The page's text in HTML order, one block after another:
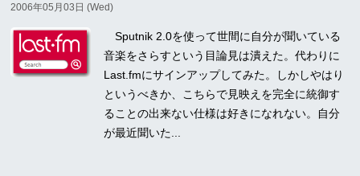
2006年05月03日 (Wed)
Sputnik 2.0を使って世間に自分が聞いている
音楽をさらすという目論見は潰えた。代わりに
Last.fmにサインアップしてみた。しかしやはり
というべきか、こちらで見映えを完全に統御す
ることの出来ない仕様は好きになれない。自分
が最近聞いた...